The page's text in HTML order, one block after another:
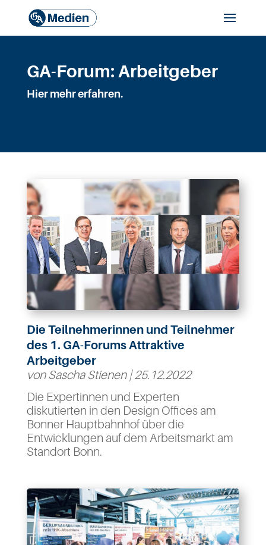
GA-Forum: Arbeitgeber
Hier mehr erfahren.
Die Teilnehmerinnen und Teilnehmer
des 1. GA-Forums Attraktive
Arbeitgeber
von Sascha Stienen|25.12.2022
Die Expertinnen und Experten
diskutierten in den Design Offices am
Bonner Hauptbahnhof über die
Entwicklungen auf dem Arbeitsmarkt am
Standort Bonn.